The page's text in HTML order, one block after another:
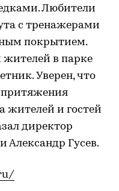
Любители
с тренажерами
покрытием.
в парке
Уверен, что
притяжения
и гостей
директор
Александр Гусев.